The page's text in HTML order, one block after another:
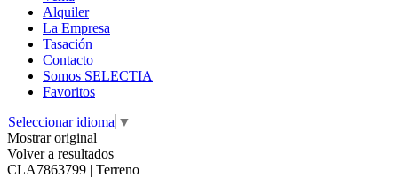
Alquiler
La Empresa
Tasación
Contacto
Somos SELECTIA
Favoritos
Seleccionar idioma ▼
Mostrar original
Volver a resultados
CLA7863799 | Terreno